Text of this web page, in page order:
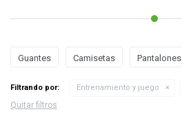
Guantes Camisetas Pantalones
Filtrando por: Entrenamiento y juego
Quitar filtros